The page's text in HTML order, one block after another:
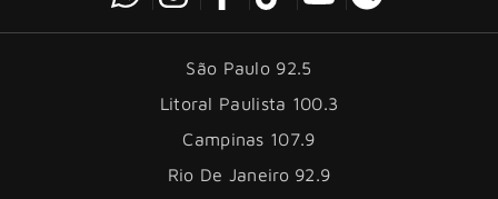
São Paulo 92.5
Litoral Paulista 100.3
Campinas 107.9
Rio De Janeiro 92.9